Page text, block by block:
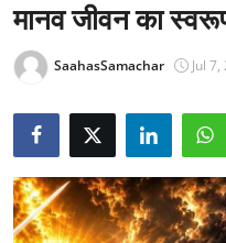
Epaper
धर्म
मानव जीवन का
SaahasSamachar Jul